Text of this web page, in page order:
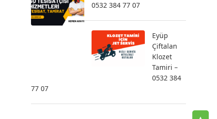
0532 384 77 07
Eyüp
Çiftalan
Klozet
Tamiri –
0532 384
77 07